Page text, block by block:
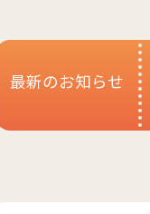
最新のお知らせ